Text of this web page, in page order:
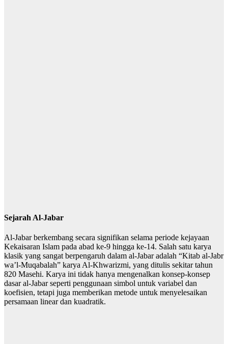
Sejarah Al-Jabar
Al-Jabar berkembang secara signifikan selama periode kejayaan
Kekaisaran Islam pada abad ke-9 hingga ke-14. Salah satu karya
klasik yang sangat berpengaruh dalam al-Jabar adalah “Kitab al-Jabr
wa’l-Muqabalah” karya Al-Khwarizmi, yang ditulis sekitar tahun
820 Masehi. Karya ini tidak hanya mengenalkan konsep-konsep
dasar al-Jabar seperti penggunaan simbol untuk variabel dan
koefisien, tetapi juga memberikan metode untuk menyelesaikan
persamaan linear dan kuadratik.